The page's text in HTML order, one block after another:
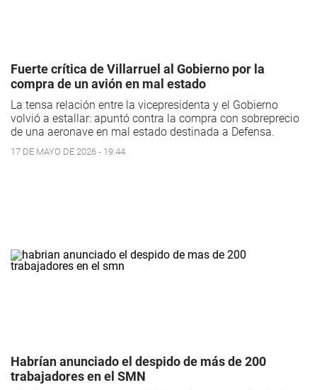
Fuerte crítica de Villarruel al Gobierno por la
compra de un avión en mal estado
La tensa relación entre la vicepresidenta y el Gobierno
volvió a estallar: apuntó contra la compra con sobreprecio
de una aeronave en mal estado destinada a Defensa.
17 DE MAYO DE 2026 - 19:44
Habrían anunciado el despido de más de 200
trabajadores en el SMN